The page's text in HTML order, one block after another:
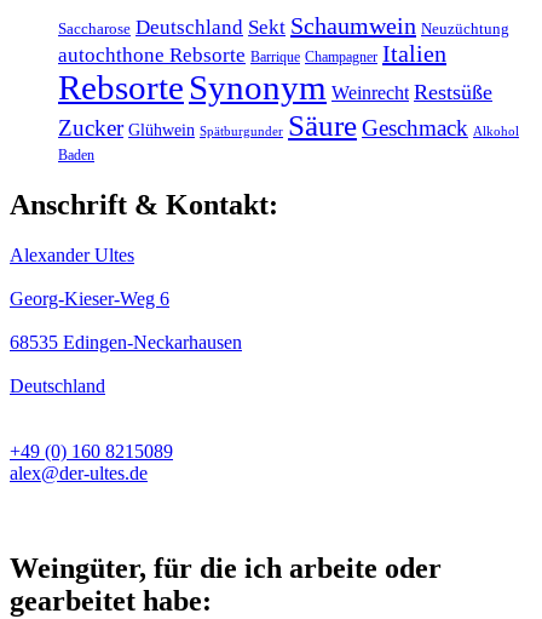
Saccharose Deutschland Sekt Schaumwein Neuzüchtung
autochthone Rebsorte Barrique Champagner Italien
Rebsorte Synonym Weinrecht Restsüße
Zucker Glühwein Spätburgunder SäureGeschmack Alkohol
Baden
Anschrift & Kontakt:
Alexander Ultes
Georg-Kieser-Weg 6
68535 Edingen-Neckarhausen
Deutschland
+49 (0) 160 8215089
alex@der-ultes.de
Weingüter, für die ich arbeite oder
gearbeitet habe: